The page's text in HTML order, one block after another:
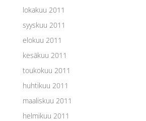
lokakuu 2011
syyskuu 2011
elokuu 2011
kesäkuu 2011
toukokuu 2011
huhtikuu 2011
maaliskuu 2011
helmikuu 2011